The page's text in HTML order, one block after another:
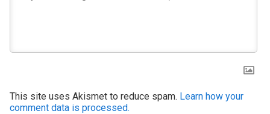
This site uses Akismet to reduce spam. Learn how your
comment data is processed.